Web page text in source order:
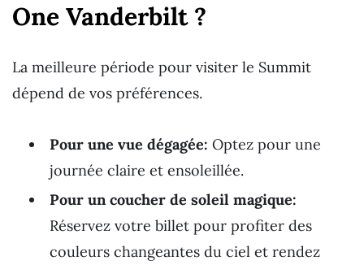
One Vanderbilt ?
La meilleure période pour visiter le Summit
dépend de vos préférences.
Pour une vue dégagée: Optez pour une
journée claire et ensoleillée.
Pour un coucher de soleil magique:
Réservez votre billet pour profiter des
couleurs changeantes du ciel et rendez